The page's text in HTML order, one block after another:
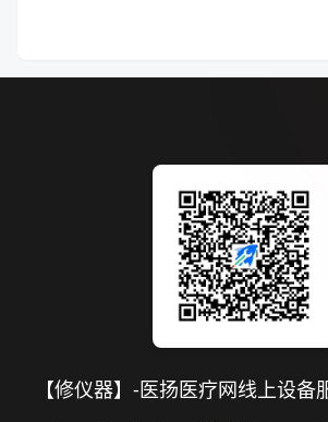
【修仪器】-医扬医疗网线上设备